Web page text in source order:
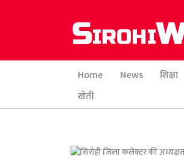
Home News शिक्षा
खेती